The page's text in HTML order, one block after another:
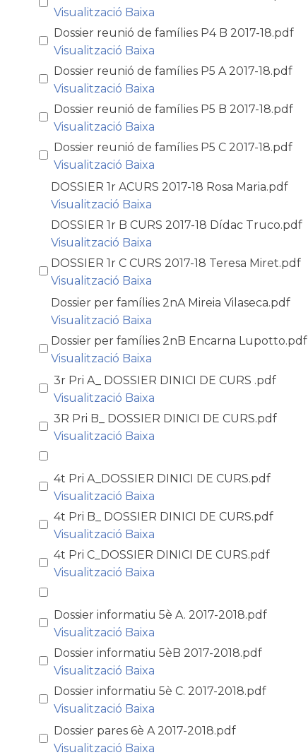
Visualització Baixa
Dossier reunió de famílies P4 B 2017-18.pdf
Visualització Baixa
Dossier reunió de famílies P5 A 2017-18.pdf
Visualització Baixa
Dossier reunió de famílies P5 B 2017-18.pdf
Visualització Baixa
Dossier reunió de famílies P5 C 2017-18.pdf
Visualització Baixa
DOSSIER 1r ACURS 2017-18 Rosa Maria.pdf
Visualització Baixa
DOSSIER 1r B CURS 2017-18 Dídac Truco.pdf
Visualització Baixa
DOSSIER 1r C CURS 2017-18 Teresa Miret.pdf
Visualització Baixa
Dossier per famílies 2nA Mireia Vilaseca.pdf
Visualització Baixa
Dossier per famílies 2nB Encarna Lupotto.pdf
Visualització Baixa
3r Pri A_ DOSSIER DINICI DE CURS .pdf
Visualització Baixa
3R Pri B_ DOSSIER DINICI DE CURS.pdf
Visualització Baixa
4t Pri A_DOSSIER DINICI DE CURS.pdf
Visualització Baixa
4t Pri B_ DOSSIER DINICI DE CURS.pdf
Visualització Baixa
4t Pri C_DOSSIER DINICI DE CURS.pdf
Visualització Baixa
Dossier informatiu 5è A. 2017-2018.pdf
Visualització Baixa
Dossier informatiu 5èB 2017-2018.pdf
Visualització Baixa
Dossier informatiu 5è C. 2017-2018.pdf
Visualització Baixa
Dossier pares 6è A 2017-2018.pdf
Visualització Baixa